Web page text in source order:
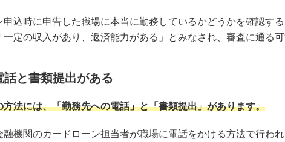
込時に申告した職場に本当に勤務しているかどうかを確認す
定の収入があり、返済能力がある」とみなされ、審査に通る可
と書類提出がある
法には、「勤務先への電話」と「書類提出」があります。
融機関のカードローン担当者が職場に電話をかける方法で行わ